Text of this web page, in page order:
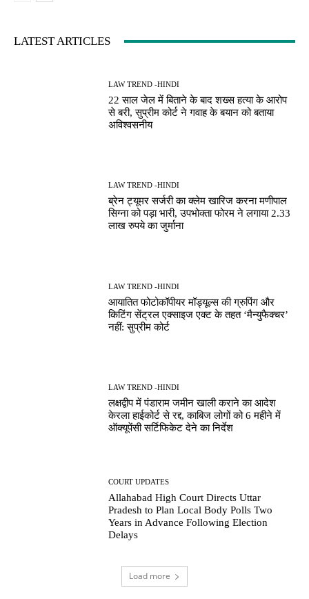
LATEST ARTICLES
LAW TREND -HINDI
22 साल जेल में बिताने के बाद शख्स हत्या के आरोप
से बरी, सुप्रीम कोर्ट ने गवाह के बयान को बताया
अविश्वसनीय
LAW TREND -HINDI
ब्रेन ट्यूमर सर्जरी का क्लेम खारिज करना मणीपाल
सिग्ना को पड़ा भारी, उपभोक्ता फोरम ने लगाया 2.33
लाख रुपये का जुर्माना
LAW TREND -HINDI
आयातित फोटोकॉपीयर मॉड्यूल्स की ग्रुपिंग और
किटिंग सेंट्रल एक्साइज एक्ट के तहत ‘मैन्युफैक्चर’
नहीं: सुप्रीम कोर्ट
LAW TREND -HINDI
लक्षद्वीप में पंडाराम जमीन खाली कराने का आदेश
केरला हाईकोर्ट से रद्द, काबिज लोगों को 6 महीने में
ऑक्यूपेंसी सर्टिफिकेट देने का निर्देश
COURT UPDATES
Allahabad High Court Directs Uttar
Pradesh to Plan Local Body Polls Two
Years in Advance Following Election
Delays
Load more